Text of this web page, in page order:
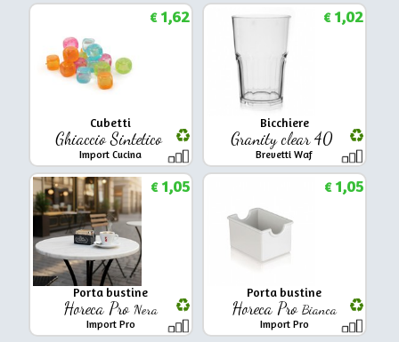
Cubetti
Ghiaccio Sintetico
Import Cucina
€1,62
Bicchiere
Granity clear 40
Brevetti Waf
€1,02
Porta bustine
Horeca Pro Nera
Import Pro
€1,05
Porta bustine
Horeca ProBianca
Import Pro
€1,05